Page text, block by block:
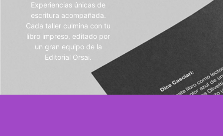
Experiencias únicas de
escritura acompañada.
Cada taller culmina con tu
libro impreso, editado por
un gran equipo de la
Editorial Orsai.